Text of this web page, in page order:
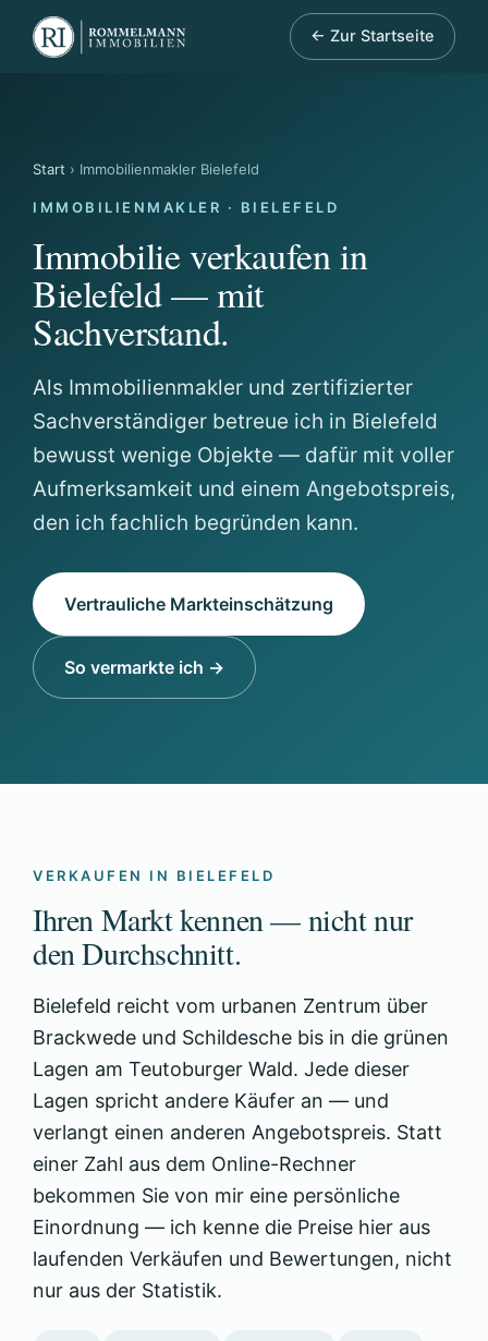
← Zur Startseite
Start › Immobilienmakler Bielefeld
IMMOBILIENMAKLER · BIELEFELD
Immobilie verkaufen in
Bielefeld — mit
Sachverstand.
Als Immobilienmakler und zertifizierter
Sachverständiger betreue ich in Bielefeld
bewusst wenige Objekte — dafür mit voller
Aufmerksamkeit und einem Angebotspreis,
den ich fachlich begründen kann.
Vertrauliche Markteinschätzung
So vermarkte ich →
VERKAUFEN IN BIELEFELD
Ihren Markt kennen — nicht nur
den Durchschnitt.
Bielefeld reicht vom urbanen Zentrum über
Brackwede und Schildesche bis in die grünen
Lagen am Teutoburger Wald. Jede dieser
Lagen spricht andere Käufer an — und
verlangt einen anderen Angebotspreis. Statt
einer Zahl aus dem Online-Rechner
bekommen Sie von mir eine persönliche
Einordnung — ich kenne die Preise hier aus
laufenden Verkäufen und Bewertungen, nicht
nur aus der Statistik.